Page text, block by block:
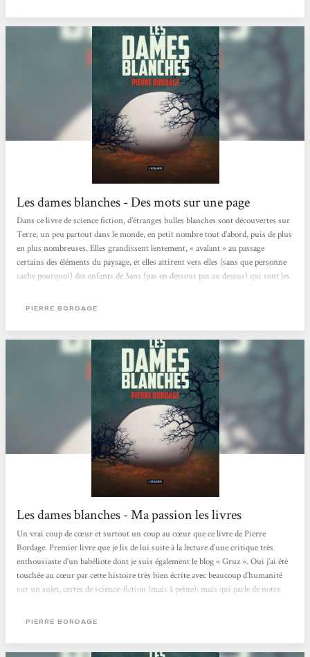
Les dames blanches - Des mots sur une page
Dans ce livre de science fiction, d’étranges bulles blanches sont découvertes sur
Terre, un peu partout dans le monde, en petit nombre tout d’abord, puis de plus
en plus nombreuses. Elles grandissent lentement, « avalant » au passage
certains des éléments du paysage, et elles attirent vers elles (sans que personne
sache pourquoi) des enfants de 3ans (pas en dessous pas au dessus) qui sont les
mettent en tête de les détruire, et s’entêtent dans cette mission, quitte à décider
PIERRE BORDAGE
Les dames blanches - Ma passion les livres
Un vrai coup de cœur et surtout un coup au cœur que ce livre de Pierre
Bordage. Premier livre que je lis de lui suite à la lecture d’une critique très
enthousiaste d’un babéliote dont je suis également le blog « Gruz ». Oui j’ai été
touchée au cœur par cette histoire très bien écrite avec beaucoup d’humanité
sur un sujet, certes de science-fiction (mais à peine), mais qui parle de notre
touchée par cette histoire, les destins des différents...
PIERRE BORDAGE